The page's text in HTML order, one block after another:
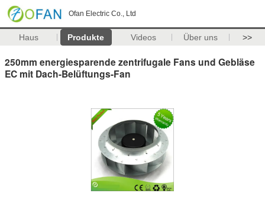
Ofan Electric Co., Ltd
Haus Produkte Videos Über uns >>
250mm energiesparende zentrifugale Fans und Gebläse
EC mit Dach-Belüftungs-Fan